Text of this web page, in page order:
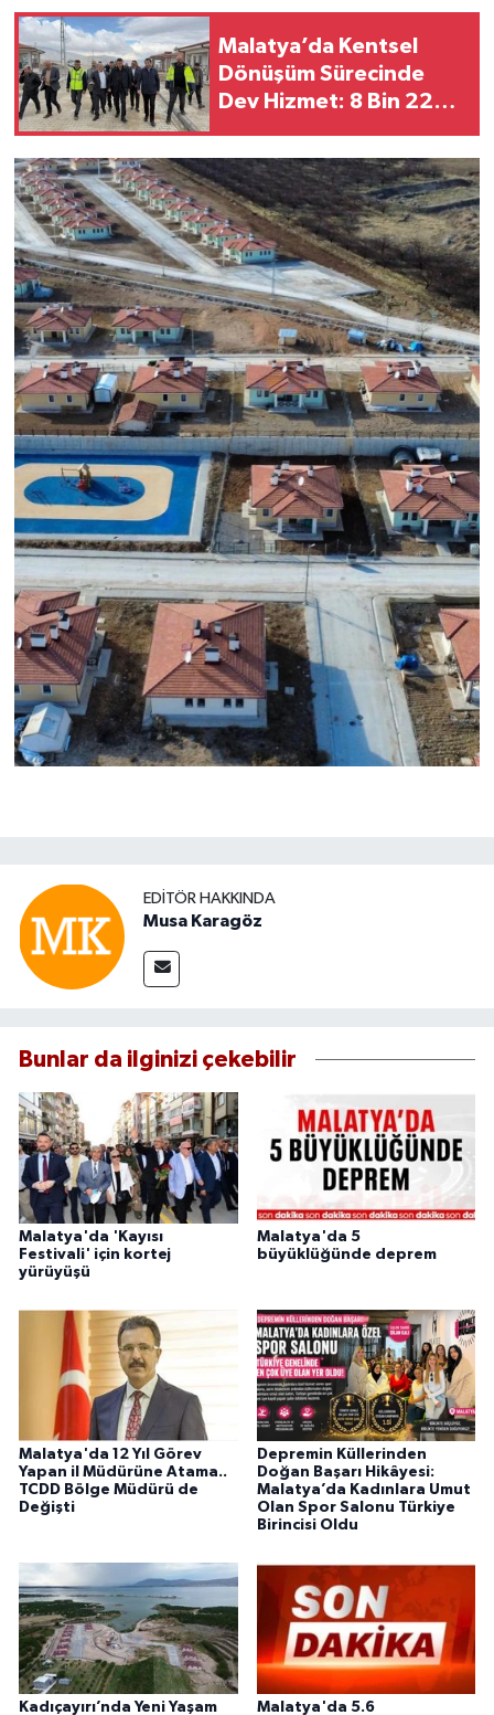
Malatya’da Kentsel
Dönüşüm Sürecinde
Dev Hizmet: 8 Bin 225
Kira Yardımı
EDITÖR HAKKINDA
Musa Karagöz
Bunlar da ilginizi çekebilir
Malatya'da 'Kayısı
Festivali' için kortej
yürüyüşü
Malatya'da 5
büyüklüğünde deprem
Malatya'da 12 Yıl Görev
Yapan il Müdürüne Atama..
TCDD Bölge Müdürü de
Değişti
Depremin Küllerinden
Doğan Başarı Hikâyesi:
Malatya’da Kadınlara Umut
Olan Spor Salonu Türkiye
Birincisi Oldu
Kadıçayırı’nda Yeni Yaşam
Malatya'da 5.6